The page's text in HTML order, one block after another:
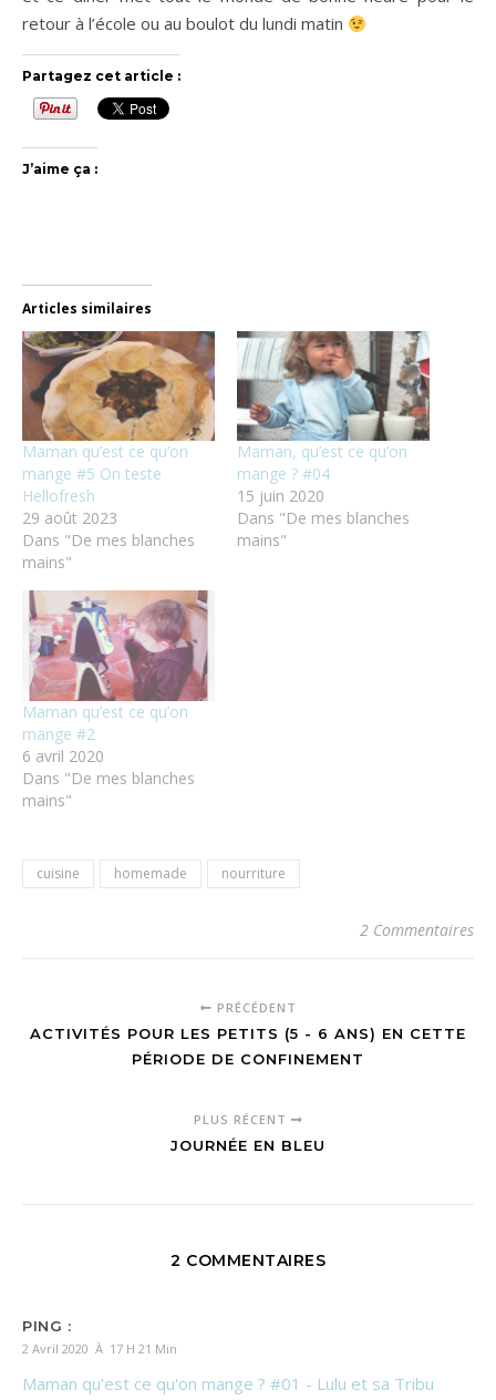
retour à l’école ou au boulot du lundi matin
Partagez cet article :
J’aime ça :
Articles similaires
Maman qu’est ce qu’on
mange #5 On teste
Hellofresh
29 août 2023
Dans "De mes blanches
mains"
Maman, qu’est ce qu’on
mange ? #04
15 juin 2020
Dans "De mes blanches
mains"
Maman qu’est ce qu’on
mange #2
6 avril 2020
Dans "De mes blanches
mains"
cuisine homemade nourriture
2 Commentaires
PRÉCÉDENT
ACTIVITÉS POUR LES PETITS (5 - 6 ANS) EN CETTE
PÉRIODE DE CONFINEMENT
PLUS RÉCENT
JOURNÉE EN BLEU
2 COMMENTAIRES
PING :
2 Avril 2020 À 17 H 21 Min
Maman qu'est ce qu'on mange ? #01 - Lulu et sa Tribu